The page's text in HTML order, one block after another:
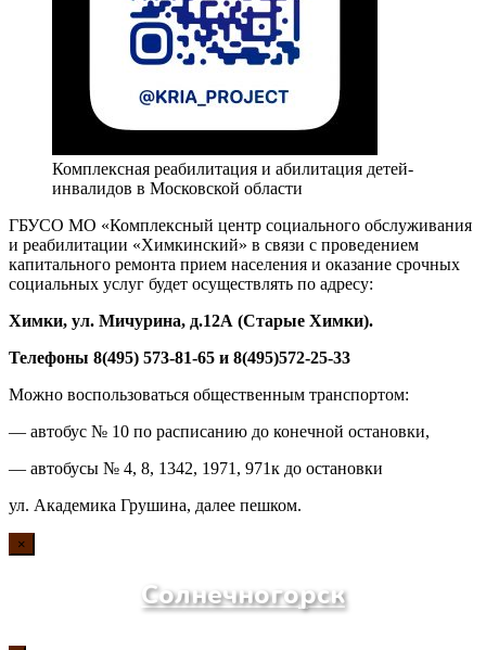
Комплексная реабилитация и абилитация детей-
инвалидов в Московской области
ГБУСО МО «Комплексный центр социального обслуживания
и реабилитации «Химкинский» в связи с проведением
капитального ремонта прием населения и оказание срочных
социальных услуг будет осуществлять по адресу:
Химки, ул. Мичурина, д.12А (Старые Химки).
Телефоны 8(495) 573-81-65 и 8(495)572-25-33
Можно воспользоваться общественным транспортом:
— автобус № 10 по расписанию до конечной остановки,
— автобусы № 4, 8, 1342, 1971, 971к до остановки
ул. Академика Грушина, далее пешком.
×
Солнечногорск